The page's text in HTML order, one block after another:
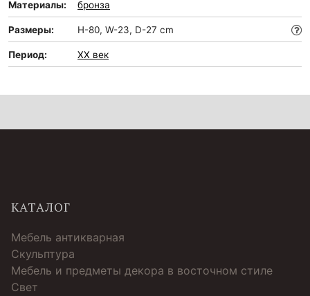
Материалы: бронза
Размеры: H-80, W-23, D-27 cm
Период: XX век
КАТАЛОГ
Мебель антикварная
Скульптура
Мебель и предметы декора в восточном стиле
Свет